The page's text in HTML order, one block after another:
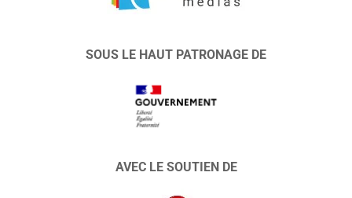
SOUS LE HAUT PATRONAGE DE
AVEC LE SOUTIEN DE